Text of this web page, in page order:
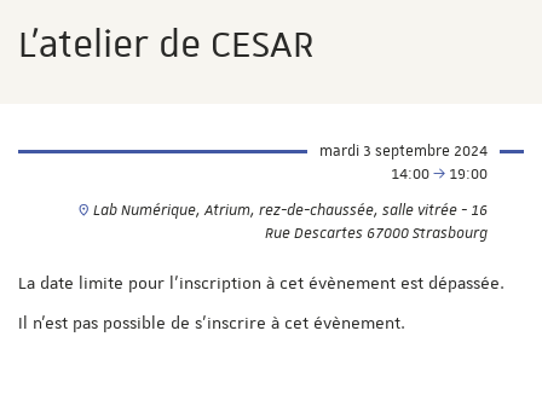
L'atelier de CESAR
mardi 3 septembre 2024
14:00
19:00
Lab Numérique, Atrium, rez-de-chaussée, salle vitrée - 16
Rue Descartes 67000 Strasbourg
La date limite pour l'inscription à cet évènement est dépassée.
Il n'est pas possible de s'inscrire à cet évènement.